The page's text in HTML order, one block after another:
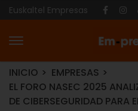
Euskaltel Empresas
INICIO
EMPRESAS
EL FORO NASEC 2025
DE CIBERSEGURIDAD PARA